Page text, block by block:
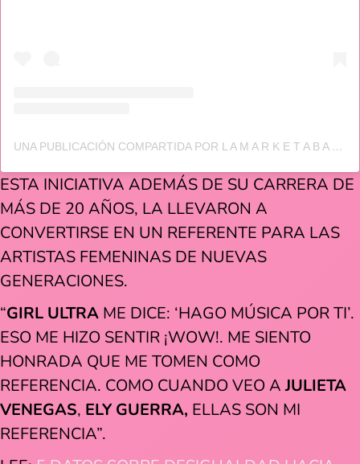
UNA PUBLICACIÓN COMPARTIDA POR L A M A R K E T A B A Z A R
ESTA INICIATIVA ADEMÁS DE SU CARRERA DE
MÁS DE 20 AÑOS, LA LLEVARON A
CONVERTIRSE EN UN REFERENTE PARA LAS
ARTISTAS FEMENINAS DE NUEVAS
GENERACIONES.
“GIRL ULTRA ME DICE: ‘HAGO MÚSICA POR TI’.
ESO ME HIZO SENTIR ¡WOW!. ME SIENTO
HONRADA QUE ME TOMEN COMO
REFERENCIA. COMO CUANDO VEO AJULIETA
VENEGAS, ELY GUERRA, ELLAS SON MI
REFERENCIA”.